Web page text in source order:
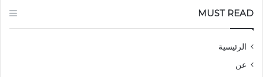
MUST READ
الرئيسية
عن